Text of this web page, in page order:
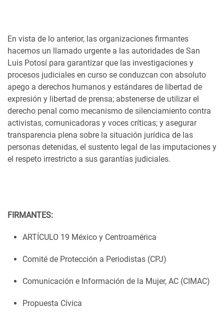
En vista de lo anterior, las organizaciones firmantes
hacemos un llamado urgente a las autoridades de San
Luis Potosí para garantizar que las investigaciones y
procesos judiciales en curso se conduzcan con absoluto
apego a derechos humanos y estándares de libertad de
expresión y libertad de prensa; abstenerse de utilizar el
derecho penal como mecanismo de silenciamiento contra
activistas, comunicadoras y voces críticas; y asegurar
transparencia plena sobre la situación jurídica de las
personas detenidas, el sustento legal de las imputaciones y
el respeto irrestricto a sus garantías judiciales.
FIRMANTES:
ARTÍCULO 19 México y Centroamérica
Comité de Protección a Periodistas (CPJ)
Comunicación e Información de la Mujer, AC (CIMAC)
Propuesta Cívica